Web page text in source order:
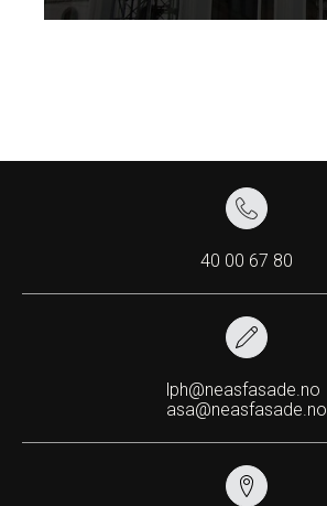
40 00 67 80
lph@neasfasade.no
asa@neasfasade.no